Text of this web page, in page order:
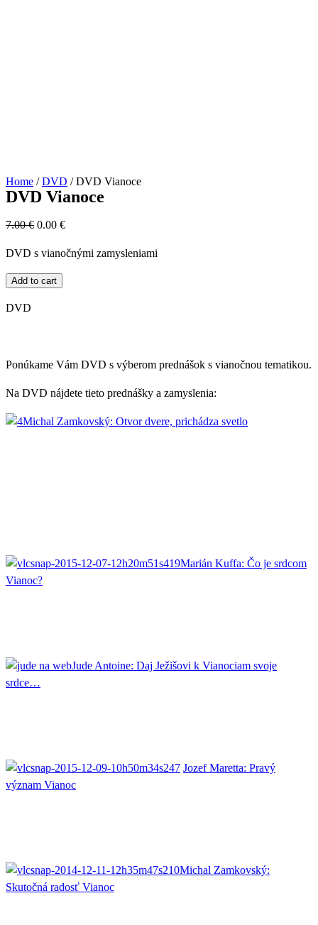
Home /DVD / DVD Vianoce
DVD Vianoce
7.00€ 0.00 €
DVD s vianočnými zamysleniami
Add to cart
DVD
Ponúkame Vám DVD s výberom prednášok s vianočnou tematikou.
Na DVD nájdete tieto prednášky a zamyslenia:
Michal Zamkovský: Otvor dvere, prichádza svetlo
Marián Kuffa: Čo je srdcom
Vianoc?
Jude Antoine: Daj Ježišovi k Vianociam svoje
srdce…
Jozef Maretta: Pravý
význam Vianoc
Michal Zamkovský:
Skutočná radosť Vianoc